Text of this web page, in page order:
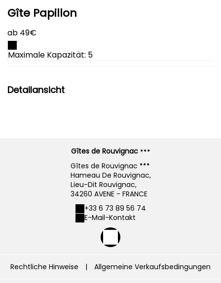
Gîte Papillon
ab 49€
Maximale Kapazität: 5
Detailansicht
Gîtes de Rouvignac
Gîtes de Rouvignac
Hameau De Rouvignac,
Lieu-Dit Rouvignac,
34260 AVENE - FRANCE
+33 6 73 89 56 74
E-Mail-Kontakt
Rechtliche Hinweise | Allgemeine Verkaufsbedingungen